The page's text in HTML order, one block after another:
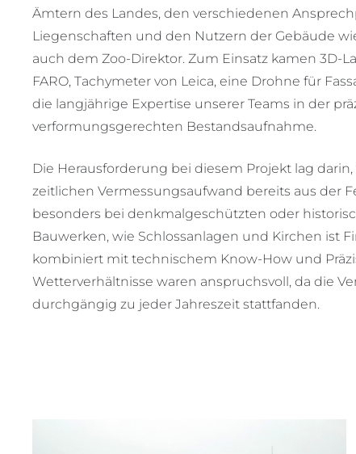
Ämtern des Landes, den verschiedenen
Liegenschaften und den Nutzern der Gebäude
auch dem Zoo-Direktor. Zum Einsatz kamen 3D-
FARO, Tachymeter von Leica, eine Drohne für
die langjährige Expertise unserer Teams in der
verformungsgerechten Bestandsaufnahme.
Die Herausforderung bei diesem Projekt lag
zeitlichen Vermessungsaufwand bereits aus der
besonders bei denkmalgeschützten oder
Bauwerken, wie Schlossanlagen und Kirchen ist
kombiniert mit technischem Know-How und
Wetterverhältnisse waren anspruchsvoll, da die
durchgängig zu jeder Jahreszeit stattfanden.